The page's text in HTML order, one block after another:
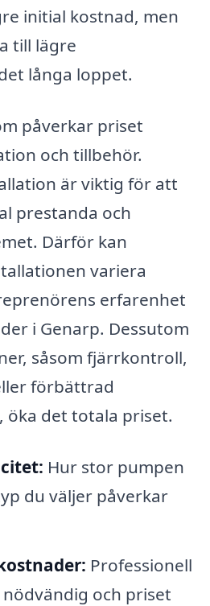
initial kostnad, men
till lägre
långa loppet.
påverkar priset
och tillbehör.
är viktig för att
prestanda och
Därför kan
variera
erfarenhet
i Genarp. Dessutom
såsom fjärrkontroll,
förbättrad
det totala priset.
Hur stor pumpen
du väljer påverkar
Professionell
och priset